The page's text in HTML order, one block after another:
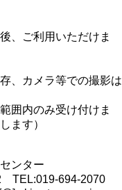
、ご利用いただけま
、カメラ等での撮影は
囲内のみ受け付けま
ます）
ンター
TEL:019-694-2070